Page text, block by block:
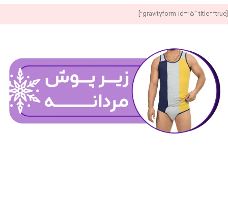
[gravityform id=”5″ title=”true”]